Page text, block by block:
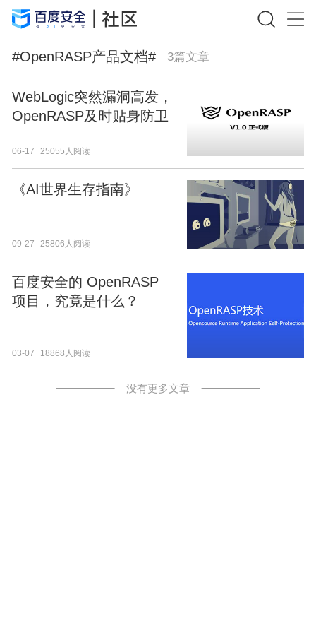
#OpenRASP产品文档# 3篇文章
WebLogic突然漏洞高发，
OpenRASP及时贴身防卫
06-17 25055人阅读
《AI世界生存指南》
09-27 25806人阅读
百度安全的 OpenRASP
项目，究竟是什么？
03-07 18868人阅读
没有更多文章